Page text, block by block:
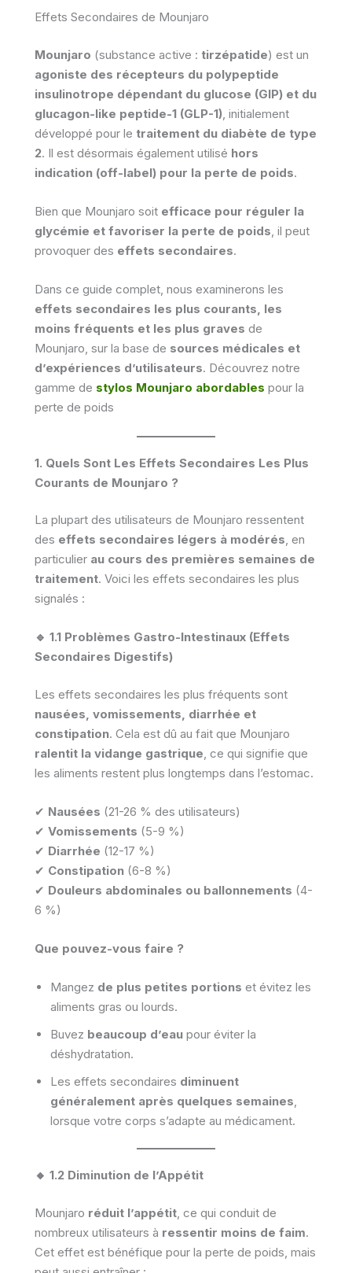
Effets Secondaires de Mounjaro
Mounjaro (substance active : tirzépatide) est un
agoniste des récepteurs du polypeptide
insulinotrope dépendant du glucose (GIP) et du
glucagon-like peptide-1 (GLP-1) , initialement
développé pour le traitement du diabète de type
2. Il est désormais également utilisé hors
indication (off-label) pour la perte de poids.
Bien que Mounjaro soit efficace pour réguler la
glycémie et favoriser la perte de poids , il peut
provoquer des effets secondaires.
Dans ce guide complet, nous examinerons les
effets secondaires les plus courants, les
moins fréquents et les plus graves de
Mounjaro, sur la base de sources médicales et
d’expériences d’utilisateurs. Découvrez notre
gamme de stylos Mounjaro abordables pour la
perte de poids
1. Quels Sont Les Effets Secondaires Les Plus
Courants de Mounjaro ?
La plupart des utilisateurs de Mounjaro ressentent
des effets secondaires légers à modérés, en
particulier au cours des premières semaines de
traitement. Voici les effets secondaires les plus
signalés :
🔹 1.1 Problèmes Gastro-Intestinaux (Effets
Secondaires Digestifs)
Les effets secondaires les plus fréquents sont
nausées, vomissements, diarrhée et
constipation. Cela est dû au fait que Mounjaro
ralentit la vidange gastrique , ce qui signifie que
les aliments restent plus longtemps dans l’estomac.
✔ Nausées (21-26 % des utilisateurs)
✔ Vomissements (5-9 %)
✔ Diarrhée (12-17 %)
✔ Constipation (6-8 %)
✔ Douleurs abdominales ou ballonnements (4-
6 %)
Que pouvez-vous faire ?
Mangez de plus petites portions et évitez les
aliments gras ou lourds.
Buvez beaucoup d’eau pour éviter la
déshydratation.
Les effets secondaires diminuent
généralement après quelques semaines
lorsque votre corps s’adapte au médicament.
🔸 1.2 Diminution de l’Appétit
Mounjaro réduit l’appétit , ce qui conduit de
nombreux utilisateurs à ressentir moins de faim.
Cet effet est bénéfique pour la perte de poids, mais